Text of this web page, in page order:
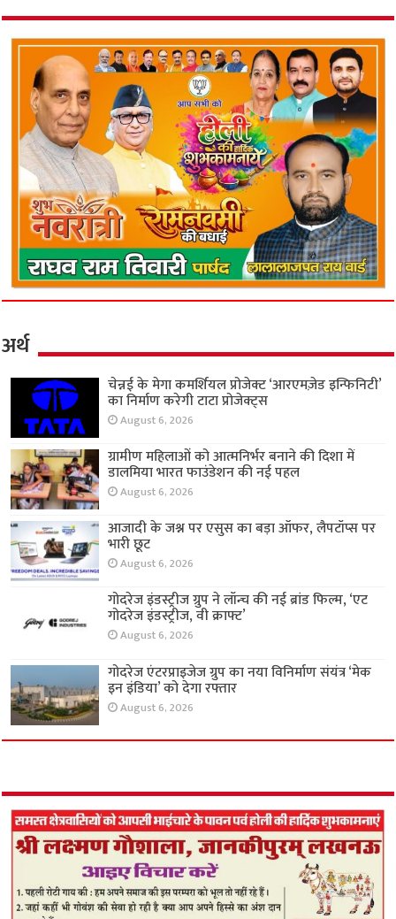
अर्थ
चेन्नई के मेगा कमर्शियल प्रोजेक्ट ‘आरएमज़ेड इन्फिनिटी’
का निर्माण करेगी टाटा प्रोजेक्ट्स
August 6, 2026
ग्रामीण महिलाओं को आत्मनिर्भर बनाने की दिशा में
डालमिया भारत फाउंडेशन की नई पहल
August 6, 2026
आजादी के जश्न पर एसुस का बड़ा ऑफर, लैपटॉप्स पर
भारी छूट
August 6, 2026
गोदरेज इंडस्ट्रीज ग्रुप ने लॉन्च की नई ब्रांड फिल्म, ‘एट
गोदरेज इंडस्ट्रीज, वी क्राफ्ट’
August 6, 2026
गोदरेज एंटरप्राइजेज ग्रुप का नया विनिर्माण संयंत्र ‘मेक
इन इंडिया’ को देगा रफ्तार
August 6, 2026